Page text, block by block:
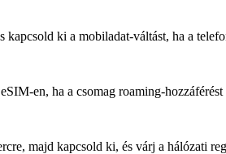
ki a mobiladat-váltást, ha a
en, ha a csomag roaming-hozzáférést
majd kapcsold ki, és várj a hálózati